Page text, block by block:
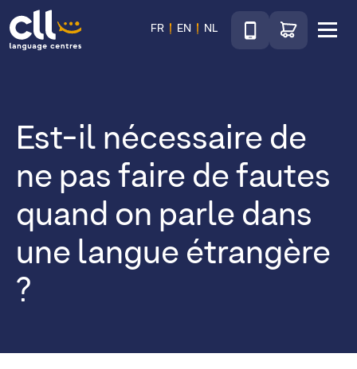
CLL
FR EN NL
TéléphoneAccéder au shop
Est-il nécessaire de
ne pas faire de fautes
quand on parle dans
une langue étrangère
?